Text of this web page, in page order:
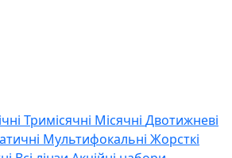
Тримісячні Місячні Двотижневі
Мультифокальні Жорсткі